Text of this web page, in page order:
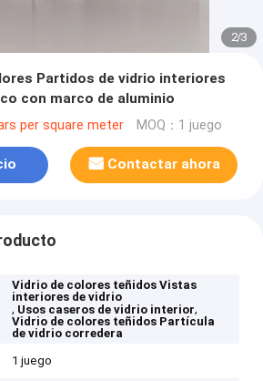
2/3
Partidos de vidrio interiores
con marco de aluminio
per square meter MOQ：1 juego
Contactar ahora
Vidrio de colores teñidos Vistas
interiores de vidrio
, Usos caseros de vidrio interior,
Vidrio de colores teñidos Partícula
de vidrio corredera
1 juego